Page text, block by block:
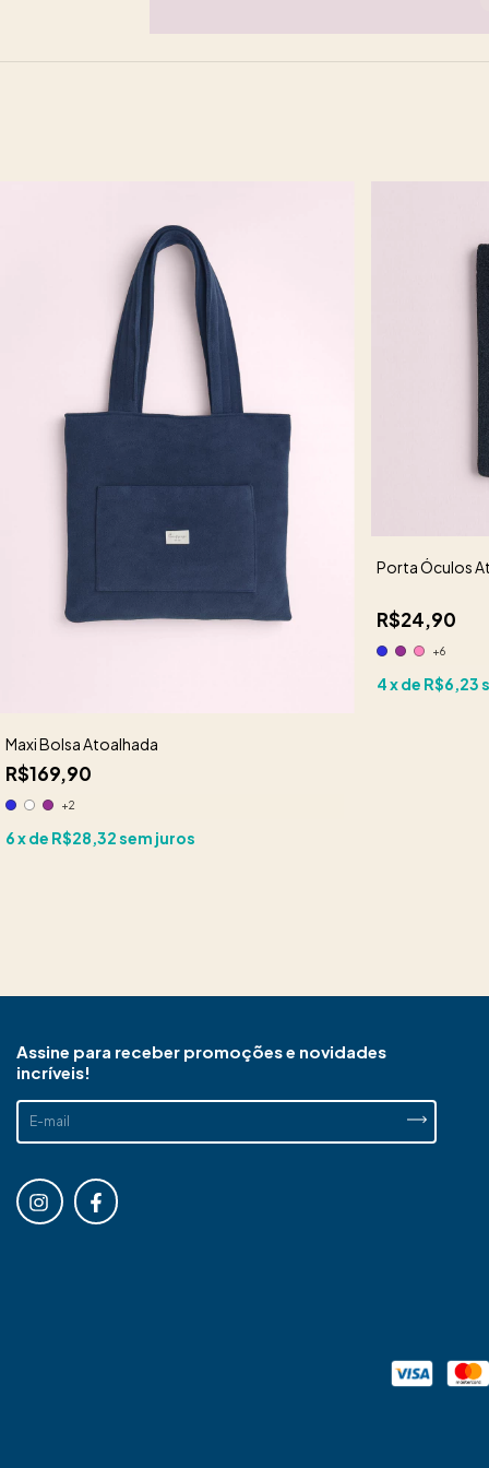
Maxi Bolsa Atoalhada
R$169,90
+2
6x de R$28,32sem juros
Porta Óculos
R$24,90
+6
4x de R$6,23
Assine para receber promoções e novidades
incríveis!